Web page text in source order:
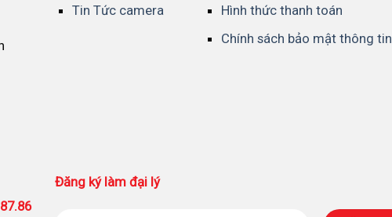
Tin Tức camera
Hình thức thanh toán
Chính sách bảo mật thông tin
Đăng ký làm đại lý